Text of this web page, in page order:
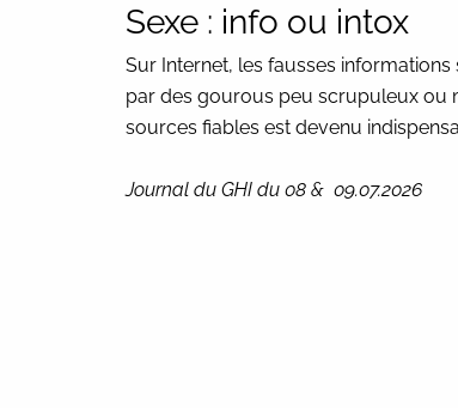
Sexe : info ou intox
Sur Internet, les fausses
par des gourous peu scrupuleux ou
sources fiables est devenu
Journal du GHI du 08 & 09.07.2026